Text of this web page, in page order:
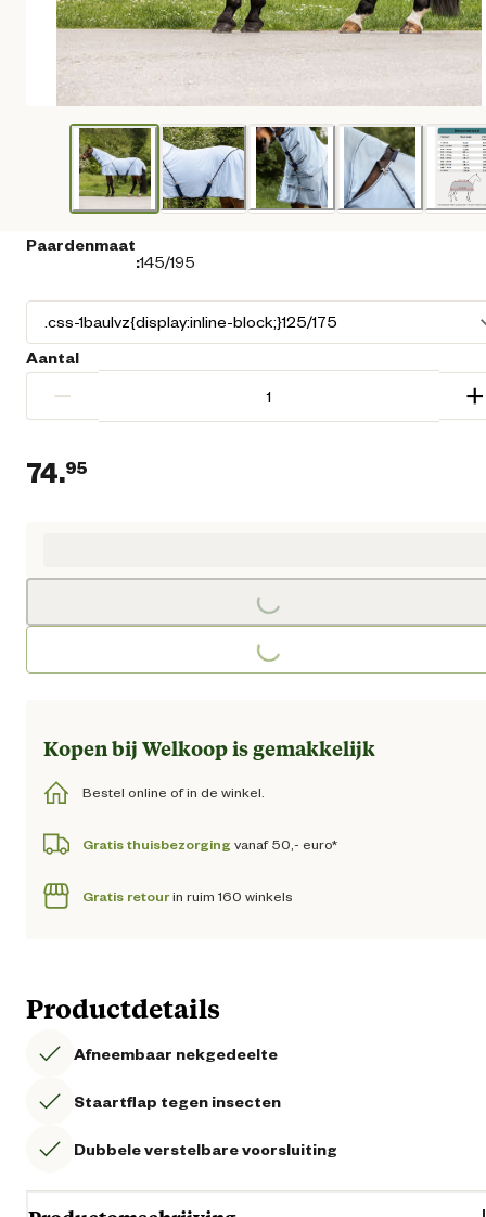
Paardenmaat
:145/195
Aantal
− +
74.95
Loading...
Loading...
Kopen bij Welkoop is gemakkelijk
Bestel online of in de winkel.
Gratis thuisbezorging vanaf 50,- euro*
Gratis retourin ruim 160 winkels
Productdetails
Afneembaar nekgedeelte
Staartflap tegen insecten
Dubbele verstelbare voorsluiting